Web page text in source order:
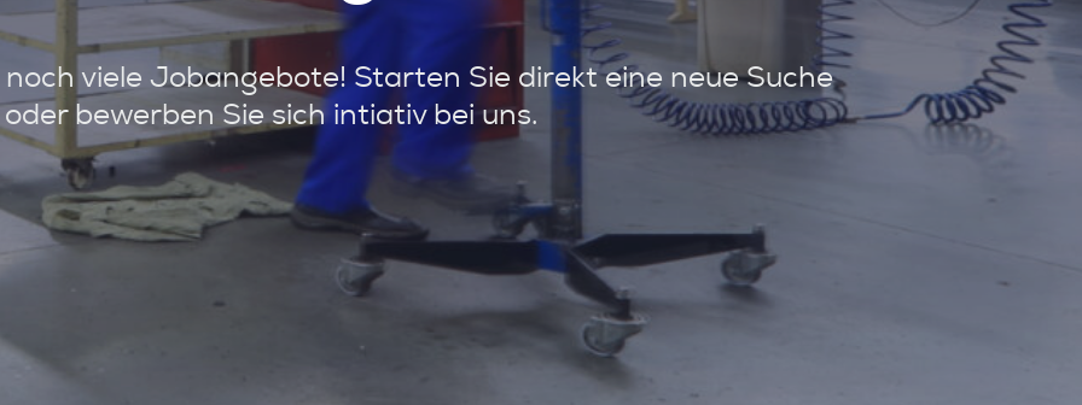
viele Jobangebote! Starten Sie direkt eine neue Suche
oder bewerben Sie sich intiativ bei uns.